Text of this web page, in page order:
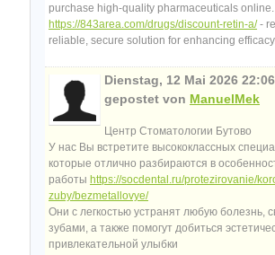
purchase high-quality pharmaceuticals online.
https://843area.com/drugs/discount-retin-a/-
reliable, secure solution for enhancing
Dienstag, 12 Mai 2026 22:06
gepostet von ManuelMek
Центр Стоматологии Бутово
У нас Вы встретите высококлассных
которые отлично разбираются в
работы https://socdental.ru/protezirovanie/
zuby/bezmetallovye/
Они с легкостью устранят любую болезнь,
зубами, а также помогут добиться
привлекательной улыбки